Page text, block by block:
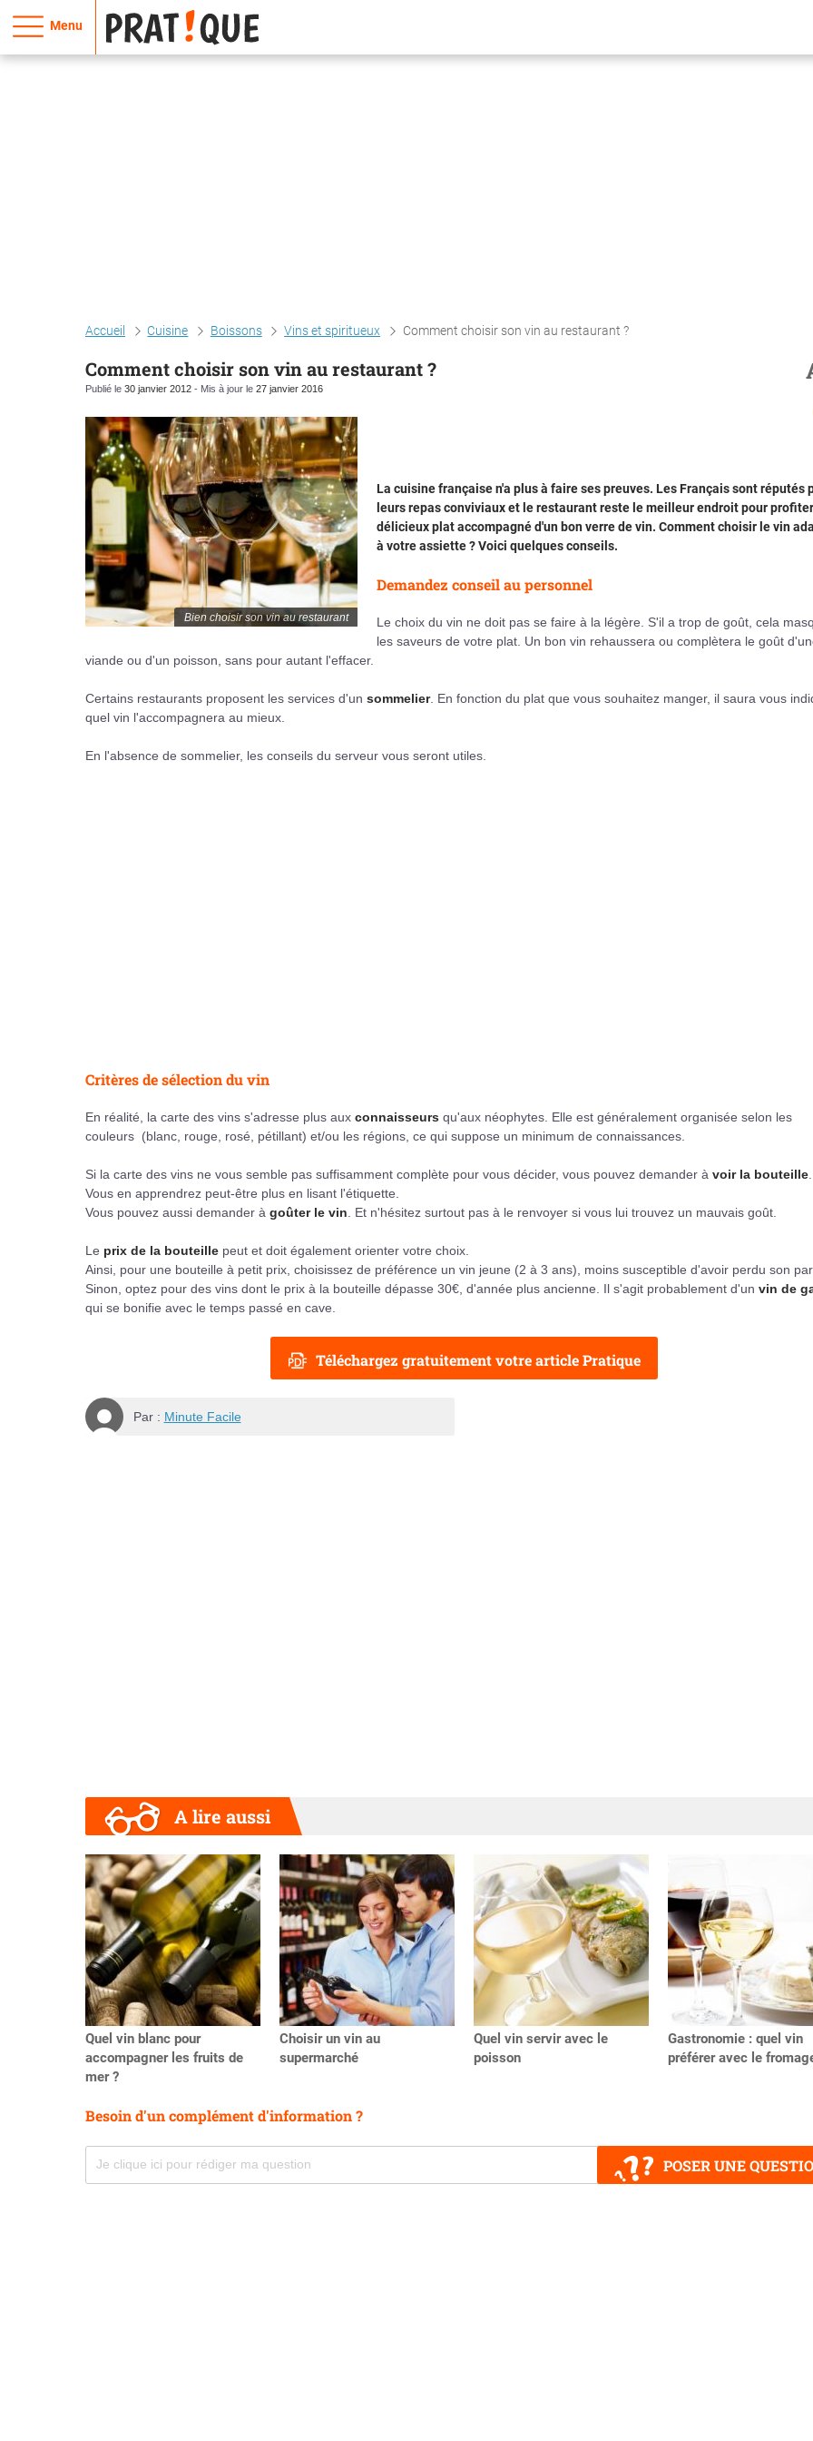
Menu
Accueil Cuisine Boissons Vins et spiritueux Comment choisir son vin au restaurant ?
Comment choisir son vin au restaurant ?
Publié le 30 janvier 2012 - Mis à jour le 27 janvier 2016
Bien choisir son vin au restaurant
La cuisine française n'a plus à faire ses preuves. Les Français sont réputés
leurs repas conviviaux et le restaurant reste le meilleur endroit pour
délicieux plat accompagné d'un bon verre de vin. Comment choisir le vin
à votre assiette ? Voici quelques conseils.
Demandez conseil au personnel
Le choix du vin ne doit pas se faire à la légère. S'il a trop de goût, cela
les saveurs de votre plat. Un bon vin rehaussera ou complètera le goût
viande ou d'un poisson, sans pour autant l'effacer.
Certains restaurants proposent les services d'un sommelier. En fonction du plat que vous souhaitez manger, il saura vous
quel vin l'accompagnera au mieux.
En l'absence de sommelier, les conseils du serveur vous seront utiles.
Critères de sélection du vin
En réalité, la carte des vins s'adresse plus aux connaisseurs qu'aux néophytes. Elle est généralement organisée selon les
couleurs (blanc, rouge, rosé, pétillant) et/ou les régions, ce qui suppose un minimum de connaissances.
Si la carte des vins ne vous semble pas suffisamment complète pour vous décider, vous pouvez demander à voir la bouteille
Vous en apprendrez peut-être plus en lisant l'étiquette.
Vous pouvez aussi demander à goûter le vin . Et n'hésitez surtout pas à le renvoyer si vous lui trouvez un mauvais goût.
Le prix de la bouteille peut et doit également orienter votre choix.
Ainsi, pour une bouteille à petit prix, choisissez de préférence un vin jeune (2 à 3 ans), moins susceptible d'avoir perdu son
Sinon, optez pour des vins dont le prix à la bouteille dépasse 30€, d'année plus ancienne. Il s'agit probablement d'un vin de
qui se bonifie avec le temps passé en cave.
Téléchargez gratuitement votre article Pratique
Par : Minute Facile
A lire aussi
Quel vin blanc pour
accompagner les fruits de
mer ?
Choisir un vin au
supermarché
Quel vin servir avec le
poisson
Gastronomie : quel vin
préférer avec le
Précédent
Besoin d'un complément d'information ?
POSER UNE